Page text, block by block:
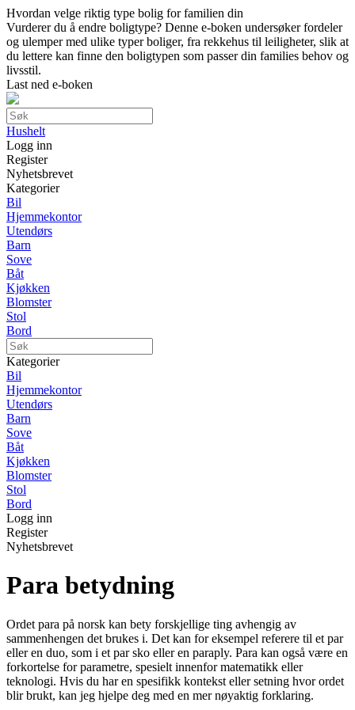
Hvordan velge riktig type bolig for familien din
Vurderer du å endre boligtype? Denne e-boken undersøker fordeler
og ulemper med ulike typer boliger, fra rekkehus til leiligheter, slik at
du lettere kan finne den boligtypen som passer din families behov og
livsstil.
Last ned e-boken
Hushelt
Logg inn
Register
Nyhetsbrevet
Kategorier
Bil
Hjemmekontor
Utendørs
Barn
Sove
Båt
Kjøkken
Blomster
Stol
Bord
Kategorier
Bil
Hjemmekontor
Utendørs
Barn
Sove
Båt
Kjøkken
Blomster
Stol
Bord
Logg inn
Register
Nyhetsbrevet
Para betydning
Ordet para på norsk kan bety forskjellige ting avhengig av
sammenhengen det brukes i. Det kan for eksempel referere til et par
eller en duo, som i et par sko eller en paraply. Para kan også være en
forkortelse for parametre, spesielt innenfor matematikk eller
teknologi. Hvis du har en spesifikk kontekst eller setning hvor ordet
blir brukt, kan jeg hjelpe deg med en mer nøyaktig forklaring.